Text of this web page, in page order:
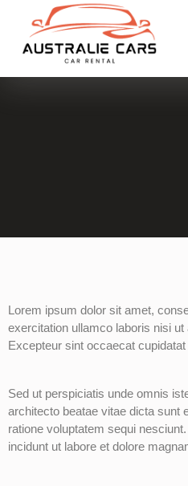
Lorem ipsum dolor sit amet,
exercitation ullamco laboris nisi
Excepteur sint occaecat
Sed ut perspiciatis unde omnis
architecto beatae vitae dicta sunt
ratione voluptatem sequi
incidunt ut labore et dolore